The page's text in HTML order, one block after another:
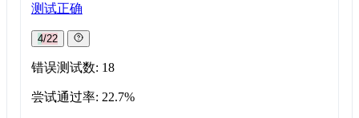
测试正确
4/22
错误测试数: 18
尝试通过率: 22.7%